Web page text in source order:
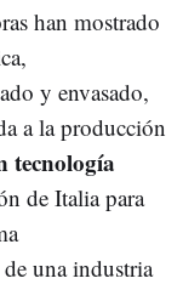
han mostrado
y envasado,
a la producción
tecnología
de Italia para
una industria